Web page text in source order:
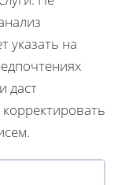
указать на
даст